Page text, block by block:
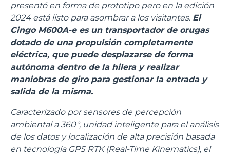
presentó en forma de prototipo pero en la edición
2024 está listo para asombrar a los visitantes. El
Cingo M600A-e es un transportador de orugas
dotado de una propulsión completamente
eléctrica, que puede desplazarse de forma
autónoma dentro de la hilera y realizar
maniobras de giro para gestionar la entrada y
salida de la misma.
Caracterizado por sensores de percepción
ambiental a 360°, unidad inteligente para el análisis
de los datos y localización de alta precisión basada
en tecnología GPS RTK (Real-Time Kinematics), el